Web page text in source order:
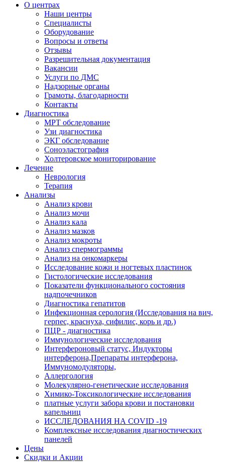
О центрах
Наши центры
Специалисты
Оборудование
Вопросы и ответы
Отзывы
Разрешительная документация
Вакансии
Услуги по ДМС
Надзорные органы
Грамоты, благодарности
Контакты
Диагностика
МРТ обследование
Узи диагностика
ЭКГ обследование
Соноэластография
Холтеровское мониторирование
Лечение
Неврология
Терапия
Анализы
Анализ крови
Анализ мочи
Анализ кала
Анализ мазков
Анализ мокроты
Анализ спермограммы
Анализ на онкомаркеры
Исследование кожи и ногтевых пластинок
Гистологические исследования
Показатели функционального состояния
надпочечников
Диагностика гепатитов
Инфекционная серология (Исследования на вич,
герпес, краснуха, сифилис, корь и др.)
ПЦР - диагностика
Иммунологические исследования
Интерфероновый статус, Индукторы
интерферона,Препараты интерферона,
Иммуномодуляторы,
Аллергология
Молекулярно-генетические исследования
Химико-Токсикологические исследования
платные услуги забора крови и постановки
капельниц
ИССЛЕДОВАНИЯ НА COVID -19
Комплексные исследования диагностических
панелей
Цены
Скидки и Акции